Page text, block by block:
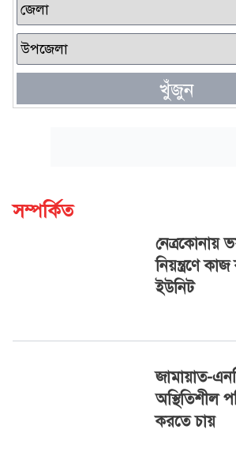
খুঁজুন
সম্পর্কিত
নেত্রকোনায়
নিয়ন্ত্রণে
ইউনিট
জামায়াত-
অস্থিতিশীল
করতে চায়